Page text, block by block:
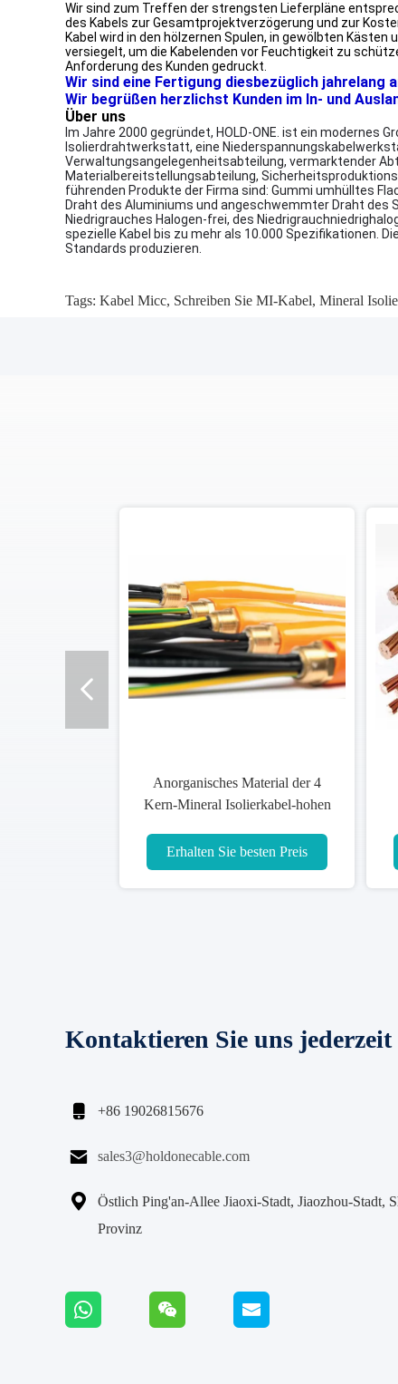
Wir sind zum Treffen der strengsten Lieferpläne
des Kabels zur Gesamtprojektverzögerung und zur
Kabel wird in den hölzernen Spulen, in gewölbten
versiegelt, um die Kabelenden vor Feuchtigkeit zu
Anforderung des Kunden gedruckt.
Wir sind eine Fertigung diesbezüglich jahrelang
Wir begrüßen herzlichst Kunden im In- und
Über uns
Im Jahre 2000 gegründet, HOLD-ONE. ist ein modernes
Isolierdrahtwerkstatt, eine
Verwaltungsangelegenheitsabteilung, vermarktender
Materialbereitstellungsabteilung,
führenden Produkte der Firma sind: Gummi umhülltes
Draht des Aluminiums und angeschwemmter Draht des
Niedrigrauches Halogen-frei, des
spezielle Kabel bis zu mehr als 10.000 Spezifikationen.
Standards produzieren.
Tags: Kabel Micc, Schreiben Sie MI-Kabel, Mineral
Anorganisches Material der 4
Kern-Mineral Isolierkabel-hohen
Erhalten Sie besten Preis
Kontaktieren Sie uns jederzeit
 +86 19026815676
 sales3@holdonecable.com

Östlich Ping'an-Allee Jiaoxi-Stadt, Jiaozhou-Stadt,
Provinz